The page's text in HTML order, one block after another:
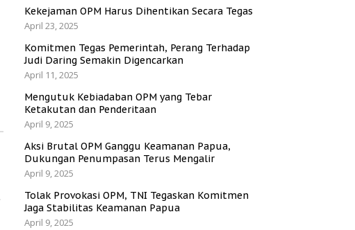
Kekejaman OPM Harus Dihentikan Secara Tegas
April 23, 2025
Komitmen Tegas Pemerintah, Perang Terhadap
Judi Daring Semakin Digencarkan
April 11, 2025
Mengutuk Kebiadaban OPM yang Tebar
Ketakutan dan Penderitaan
April 9, 2025
Aksi Brutal OPM Ganggu Keamanan Papua,
Dukungan Penumpasan Terus Mengalir
April 9, 2025
Tolak Provokasi OPM, TNI Tegaskan Komitmen
Jaga Stabilitas Keamanan Papua
April 9, 2025